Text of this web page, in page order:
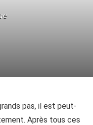
pas, il est peut-
Après tous ces